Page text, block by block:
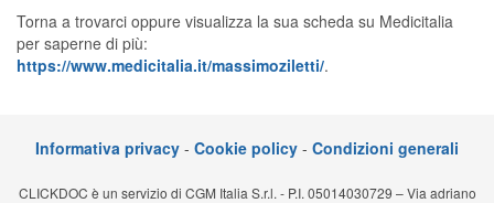
Prenotazioni online
Planner e rubrica in cloud
Teleconsulto
Torna a trovarci oppure visualizza la sua scheda su Medicitalia
per saperne di più:
https://www.medicitalia.it/massimoziletti/.
Informativa privacy - Cookie policy - Condizioni generali
CLICKDOC è un servizio di CGM Italia S.r.l. - P.I. 05014030729 – Via adriano